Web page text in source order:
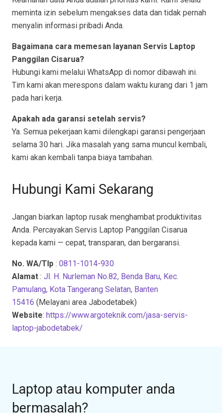
meminta izin sebelum mengakses data dan tidak pernah
menyalin informasi pribadi Anda.
Bagaimana cara memesan layanan Servis Laptop
Panggilan Cisarua?
Hubungi kami melalui WhatsApp di nomor dibawah ini.
Tim kami akan merespons dalam waktu kurang dari 1 jam
pada hari kerja.
Apakah ada garansi setelah servis?
Ya. Semua pekerjaan kami dilengkapi garansi pengerjaan
selama 30 hari. Jika masalah yang sama muncul kembali,
kami akan kembali tanpa biaya tambahan.
Hubungi Kami Sekarang
Jangan biarkan laptop rusak menghambat produktivitas
Anda. Percayakan Servis Laptop Panggilan Cisarua
kepada kami — cepat, transparan, dan bergaransi.
No. WA/Tlp : 0811-1014-930
Alamat : Jl. H. Nurleman No.82, Benda Baru, Kec.
Pamulang, Kota Tangerang Selatan, Banten
15416 (Melayani area Jabodetabek)
Website: https://www.argoteknik.com/jasa-servis-
laptop-jabodetabek/
Laptop atau komputer anda
bermasalah?